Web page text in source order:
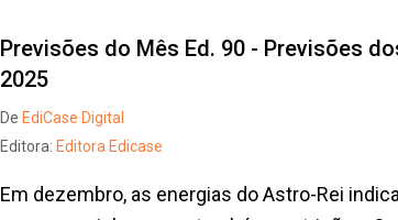
Previsões do Mês Ed. 90 - Previsões
2025
De EdiCase Digital
Editora: Editora Edicase
Em dezembro, as energias do Astro-Rei